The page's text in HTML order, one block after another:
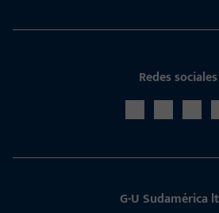
Redes sociales
G-U Sudamérica